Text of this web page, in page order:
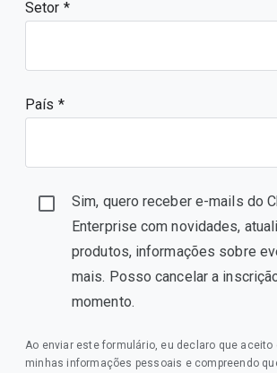
Setor *
País *
Sim, quero receber e-mails do
Enterprise com novidades,
produtos, informações sobre
mais. Posso cancelar a
momento.
Ao enviar este formulário, eu declaro que aceito
minhas informações pessoais e compreendo